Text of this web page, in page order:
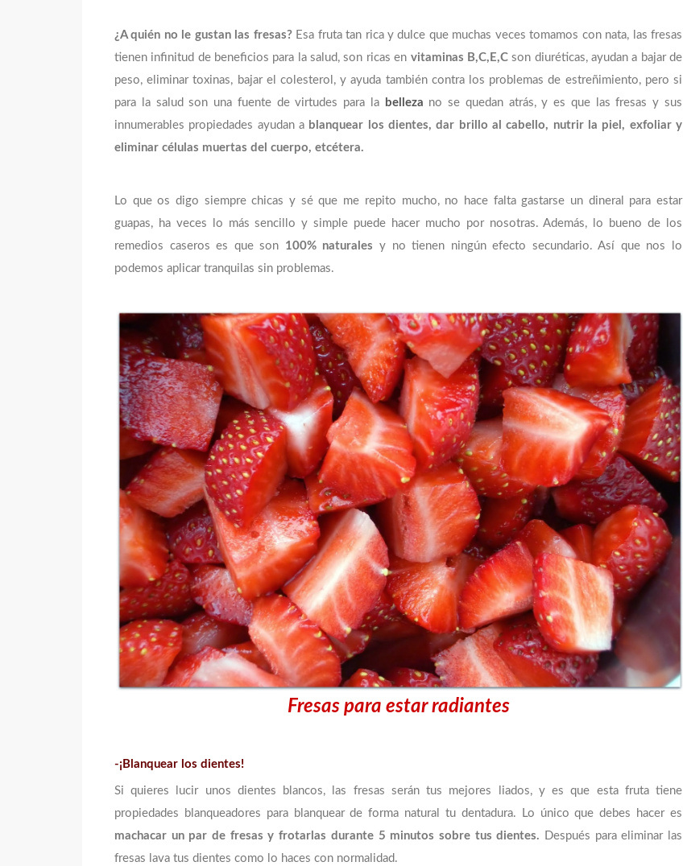
¿A quién no le gustan las fresas?Esa fruta tan rica y dulce que muchas veces tomamos con nata, las fresas
tienen infinitud de beneficios para la salud, son ricas en vitaminas B,C,E,Cson diuréticas, ayudan a bajar de
peso, eliminar toxinas, bajar el colesterol, y ayuda también contra los problemas de estreñimiento, pero si
para la salud son una fuente de virtudes para labelleza no se quedan atrás, y es que las fresas y sus
innumerables propiedades ayudan a blanquear los dientes, dar brillo al cabello, nutrir la piel, exfoliar y
eliminar células muertas del cuerpo, etcétera.
Lo que os digo siempre chicas y sé que me repito mucho, no hace falta gastarse un dineral para estar
guapas, ha veces lo más sencillo y simple puede hacer mucho por nosotras. Además, lo bueno de los
remedios caseros es que son 100% naturales y no tienen ningún efecto secundario. Así que nos lo
podemos aplicar tranquilas sin problemas.
Fresas para estar radiantes
-¡Blanquear los dientes!
Si quieres lucir unos dientes blancos, las fresas serán tus mejores liados, y es que esta fruta tiene
propiedades blanqueadores para blanquear de forma natural tu dentadura. Lo único que debes hacer es
machacar un par de fresas y frotarlas durante 5 minutos sobre tus dientes. Después para eliminar las
fresas lava tus dientes como lo haces con normalidad.